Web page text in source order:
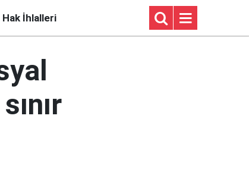
Hak İhlalleri